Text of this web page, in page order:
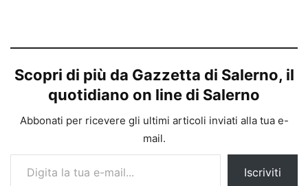
Scopri di più da Gazzetta di Salerno, il
quotidiano on line di Salerno
Abbonati per ricevere gli ultimi articoli inviati alla tua e-
mail.
Digita la tua e-mail...
Iscriviti